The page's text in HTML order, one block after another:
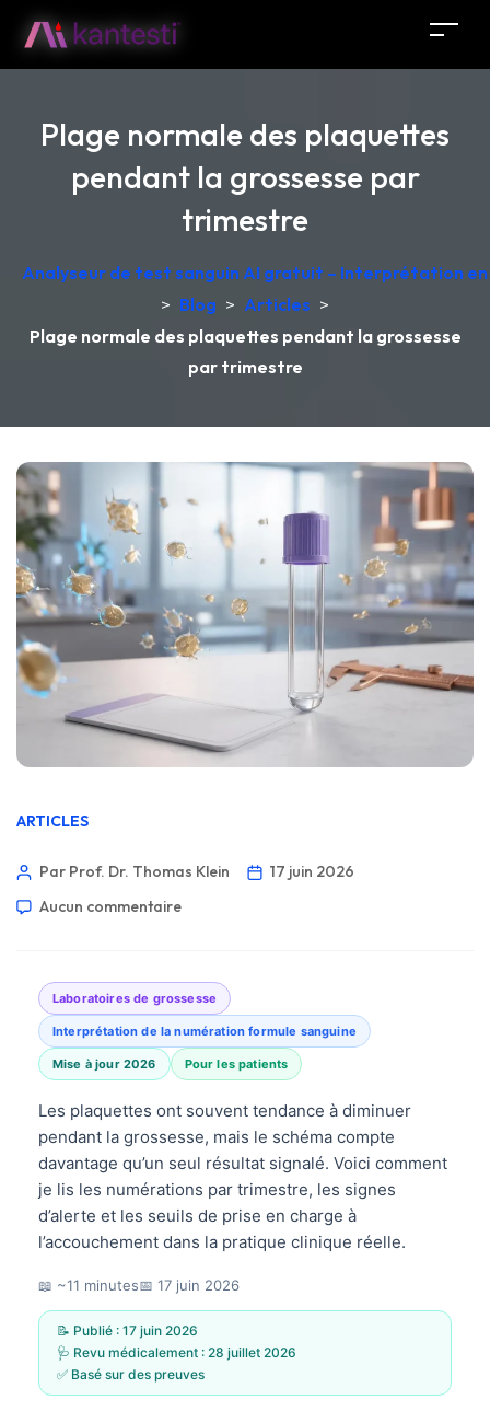
Plage normale des plaquettes
pendant la grossesse par
trimestre
Analyseur de test sanguin AI gratuit – Interprétation
> Blog > Articles >
Plage normale des plaquettes pendant la grossesse
par trimestre
ARTICLES
Par Prof. Dr. Thomas Klein
17 juin 2026
Aucun commentaire
Laboratoires de grossesse
Interprétation de la numération formule sanguine
Mise à jour 2026 Pour les patients
Les plaquettes ont souvent tendance à diminuer
pendant la grossesse, mais le schéma compte
davantage qu’un seul résultat signalé. Voici comment
je lis les numérations par trimestre, les signes
d’alerte et les seuils de prise en charge à
l’accouchement dans la pratique clinique réelle.
📖 ~11 minutes📅 17 juin 2026
📝 Publié : 17 juin 2026
🩺 Revu médicalement : 28 juillet 2026
✅ Basé sur des preuves